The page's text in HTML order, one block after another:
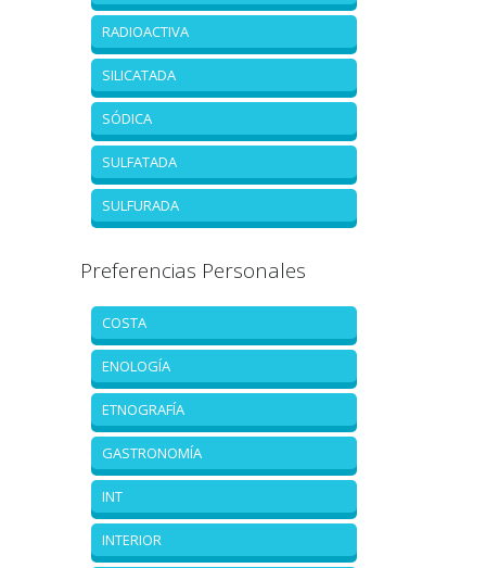
RADIOACTIVA
SILICATADA
SÓDICA
SULFATADA
SULFURADA
Preferencias Personales
COSTA
ENOLOGÍA
ETNOGRAFÍA
GASTRONOMÍA
INT
INTERIOR